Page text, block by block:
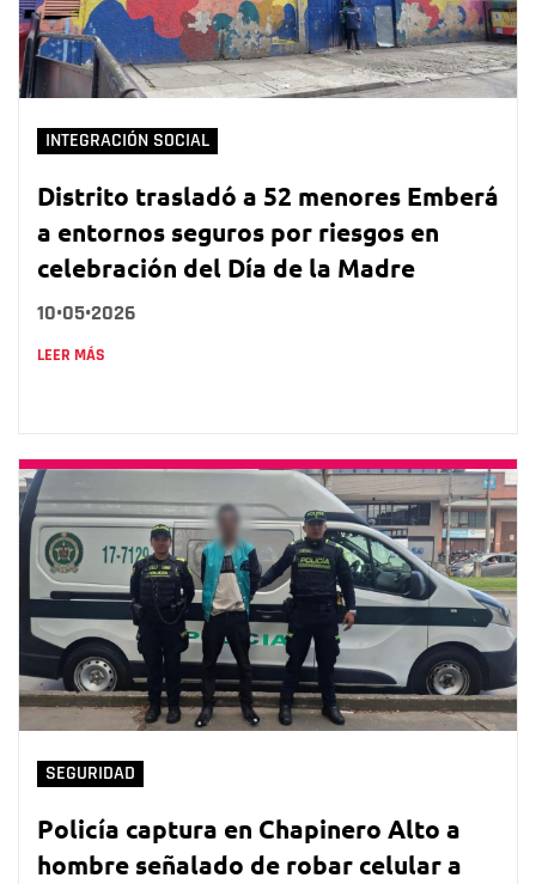
INTEGRACIÓN SOCIAL
Distrito trasladó a 52 menores Emberá
a entornos seguros por riesgos en
celebración del Día de la Madre
10•05•2026
LEER MÁS
SEGURIDAD
Policía captura en Chapinero Alto a
hombre señalado de robar celular a